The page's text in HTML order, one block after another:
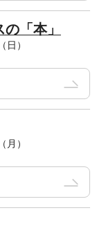
「本」
）
）